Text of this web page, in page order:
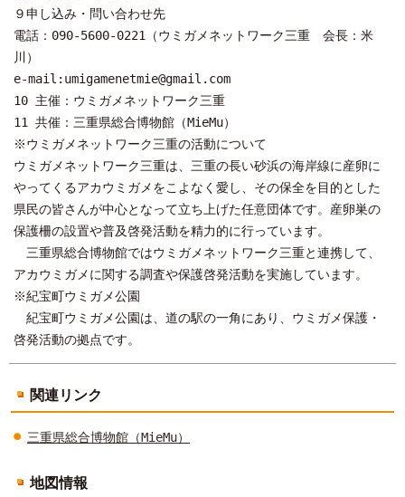
９申し込み・問い合わせ先
電話：090-5600-0221（ウミガメネットワーク三重 会長：米
川）
e-mail:umigamenetmie@gmail.com
10 主催：ウミガメネットワーク三重
11 共催：三重県総合博物館（MieMu）
※ウミガメネットワーク三重の活動について
ウミガメネットワーク三重は、三重の長い砂浜の海岸線に産卵に
やってくるアカウミガメをこよなく愛し、その保全を目的とした
県民の皆さんが中心となって立ち上げた任意団体です。産卵巣の
保護柵の設置や普及啓発活動を精力的に行っています。
三重県総合博物館ではウミガメネットワーク三重と連携して、
アカウミガメに関する調査や保護啓発活動を実施しています。
※紀宝町ウミガメ公園
紀宝町ウミガメ公園は、道の駅の一角にあり、ウミガメ保護・
啓発活動の拠点です。
関連リンク
三重県総合博物館（MieMu）
地図情報